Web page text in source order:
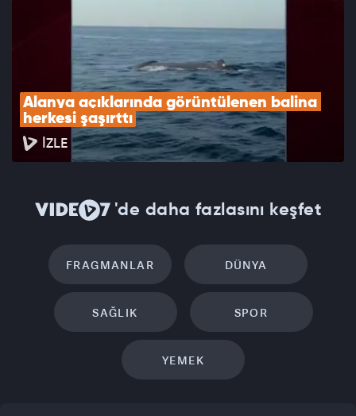
Alanya açıklarında görüntülenen balina
herkesi şaşırttı
İZLE
'de daha fazlasını keşfet
FRAGMANLAR DÜNYA
SAĞLIK SPOR
YEMEK